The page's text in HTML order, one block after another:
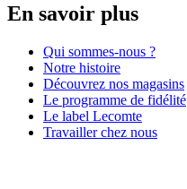
En savoir plus
Qui sommes-nous ?
Notre histoire
Découvrez nos magasins
Le programme de fidélité
Le label Lecomte
Travailler chez nous